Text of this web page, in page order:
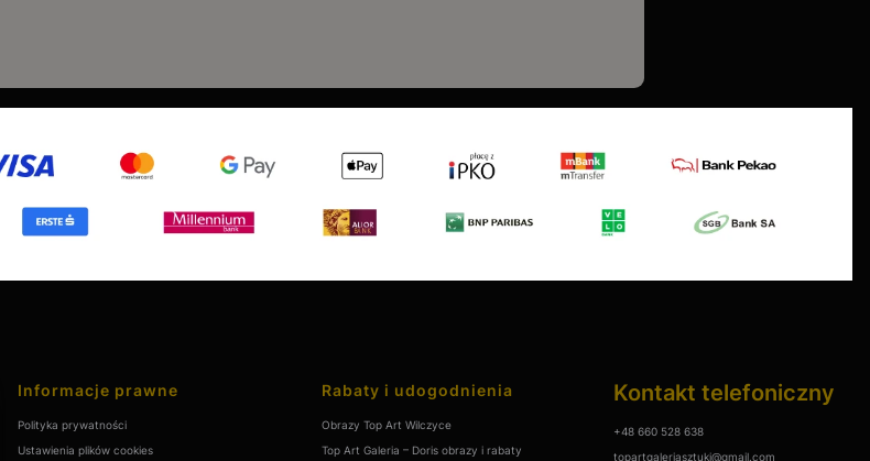
Linki w stopce
Informacje prawne
Polityka prywatności
Ustawienia plików cookies
Rabaty i udogodnienia
Obrazy Top Art Wilczyce
Top Art Galeria – Doris obrazy i rabaty
Kontakt telefoniczny
+48 660 528 638
topartgaleriasztuki@gmail.com